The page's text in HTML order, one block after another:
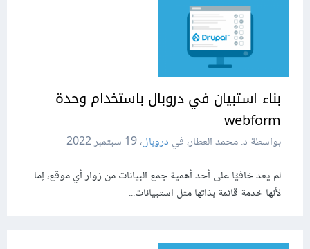
بناء استبيان في دروبال باستخدام وحدة
webform
بواسطة د. محمد العطار، في دروبال،19 سبتمبر 2022
لم يعد خافيًا على أحد أهمية جمع البيانات من زوار أي موقع، إما
لأنها خدمة قائمة بذاتها مثل استبيانات...